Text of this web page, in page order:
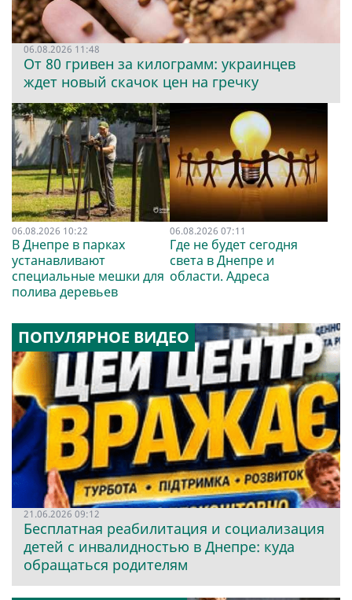
06.08.2026 11:48
От 80 гривен за килограмм: украинцев
ждет новый скачок цен на гречку
06.08.2026 10:22
В Днепре в парках
устанавливают
специальные мешки для
полива деревьев
06.08.2026 07:11
Где не будет сегодня
света в Днепре и
области. Адреса
ПОПУЛЯРНОЕ ВИДЕО
21.06.2026 09:12
Бесплатная реабилитация и социализация
детей с инвалидностью в Днепре: куда
обращаться родителям